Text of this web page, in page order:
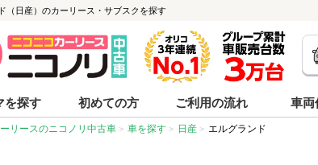
（日産）のカーリース・サブスクを探す
を探す 初めての方 ご利用の流れ 車両
リースのニコノリ中古車 車を探す 日産 エルグランド